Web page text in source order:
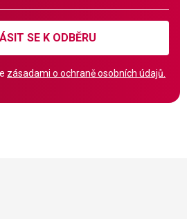
SE K ODBĚRU
zásadami o ochraně osobních údajů.